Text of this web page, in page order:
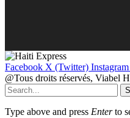
Facebook X (Twitter) Instagram
@Tous droits réservés, Viabel
Type above and press Enterto